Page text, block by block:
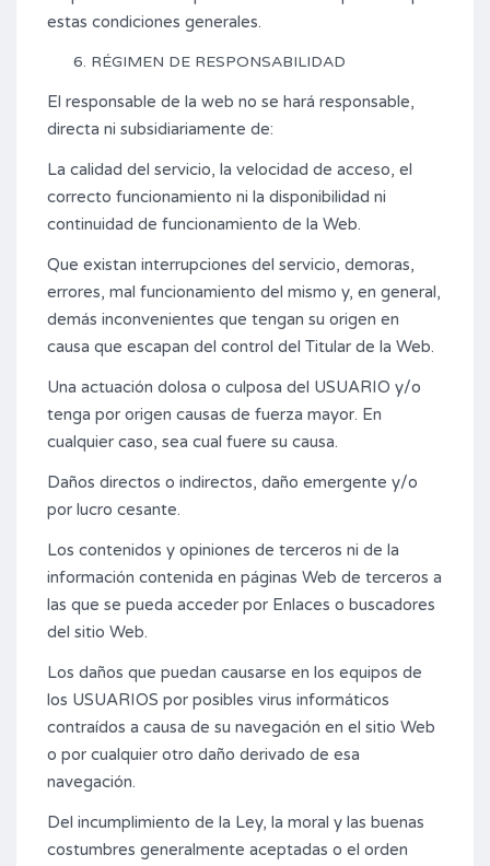
estas condiciones generales.
RÉGIMEN DE RESPONSABILIDAD
El responsable de la web no se hará responsable,
directa ni subsidiariamente de:
La calidad del servicio, la velocidad de acceso, el
correcto funcionamiento ni la disponibilidad ni
continuidad de funcionamiento de la Web.
Que existan interrupciones del servicio, demoras,
errores, mal funcionamiento del mismo y, en general,
demás inconvenientes que tengan su origen en
causa que escapan del control del Titular de la Web.
Una actuación dolosa o culposa del USUARIO y/o
tenga por origen causas de fuerza mayor. En
cualquier caso, sea cual fuere su causa.
Daños directos o indirectos, daño emergente y/o
por lucro cesante.
Los contenidos y opiniones de terceros ni de la
información contenida en páginas Web de terceros a
las que se pueda acceder por Enlaces o buscadores
del sitio Web.
Los daños que puedan causarse en los equipos de
los USUARIOS por posibles virus informáticos
contraídos a causa de su navegación en el sitio Web
o por cualquier otro daño derivado de esa
navegación.
Del incumplimiento de la Ley, la moral y las buenas
costumbres generalmente aceptadas o el orden